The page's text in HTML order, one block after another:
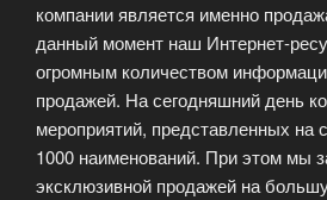
компании является именно
данный момент наш Интернет-
огромным количеством
продажей. На сегодняшний день
мероприятий, представленных на
1000 наименований. При этом мы
эксклюзивной продажей на